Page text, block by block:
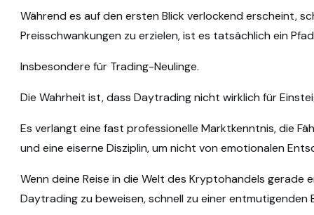
Während es auf den ersten Blick verlockend erscheint,
Preisschwankungen zu erzielen, ist es tatsächlich ein
Insbesondere für Trading-Neulinge.
Die Wahrheit ist, dass Daytrading nicht wirklich für
Es verlangt eine fast professionelle Marktkenntnis, die
und eine eiserne Disziplin, um nicht von emotionalen
Wenn deine Reise in die Welt des Kryptohandels gerade
Daytrading zu beweisen, schnell zu einer entmutigenden